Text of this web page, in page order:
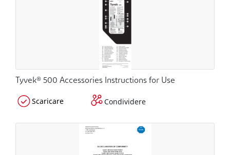
Tyvek® 500 Accessories Instructions for Use
Scaricare Condividere